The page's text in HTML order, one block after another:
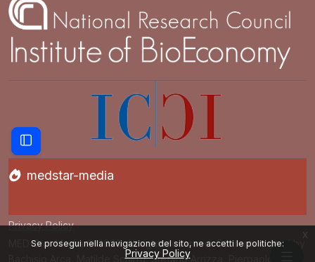
Se prosegui nella navigazione del sito, ne accetti le politiche:
Privacy Policy
x
Apri indice del corso
medstar-media
Privacy Policy
MED-Star Media © 2026. All rights reserved. Contents edited by
Bachisio Arca, Matilde Schirru, Stefano Arrizza, Pierpaolo Masia